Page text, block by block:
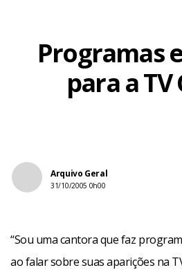
Programas
para a TV
Arquivo Geral
31/10/2005 0h00
“Sou uma cantora que faz
ao falar sobre suas aparições na